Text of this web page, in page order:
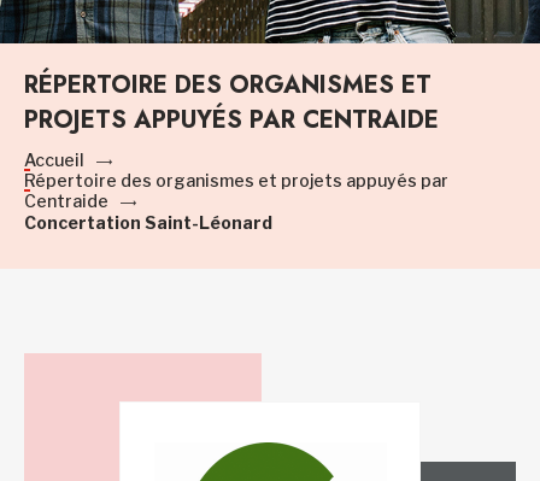
RÉPERTOIRE DES ORGANISMES ET
PROJETS APPUYÉS PAR CENTRAIDE
Accueil
Répertoire des organismes et projets appuyés par
Centraide
Concertation Saint-Léonard